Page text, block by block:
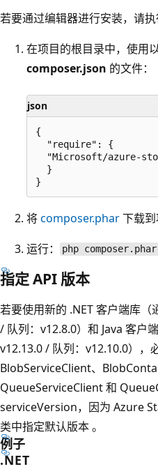
若要通过编辑器进行安装，请
在项目的根目录中，使用
composer.json 的文件：
json
{
  "require": {
"Microsoft/azure-
  }
将composer.phar下载到
运行：
php
指定 API 版本
若要使用新的 .NET 客户端库
/ 队列：v12.8.0）和 Java 客户
v12.13.0 / 队列：v12.10.0），
BlobServiceClient、
QueueServiceClient 和
serviceVersion，因为 Azure
类中指定默认版本 。
例子
.NET